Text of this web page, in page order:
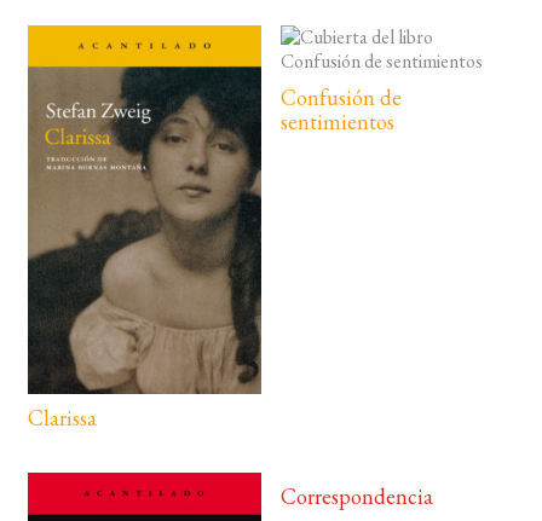
Clarissa
Confusión de
sentimientos
Correspondencia